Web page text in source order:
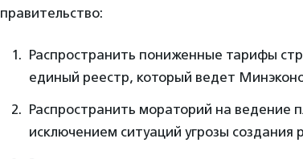
правительство:
Распространить пониженные тарифы
единый реестр, который ведет
Распространить мораторий на
исключением ситуаций угрозы создания